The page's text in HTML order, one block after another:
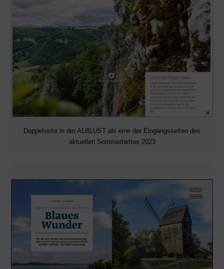
Doppelseite in der ALBLUST als eine der Eingangsseiten des
aktuellen Sommerheftes 2023